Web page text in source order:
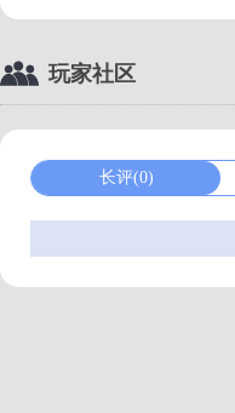
玩家社区
长评(0)